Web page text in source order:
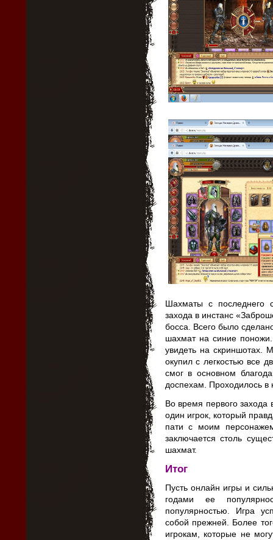
Шахматы с последнего
захода в инстанс
босса. Всего было
шахмат на синие
увидеть на скриншотах.
окупил с легкостью все
смог в основном
доспехам. Проходилось в
Во время первого
один игрок, который
пати с моим
заключается столь
шахмат.
Итог
Пусть онлайн игры и
годами ее
популярностью. Игра
собой прежней. Более
игрокам, которые не